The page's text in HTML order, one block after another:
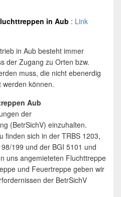
in Aub : Link
in Aub besteht immer
der Zugang zu Orten bzw.
muss, die nicht ebenerdig
können.
Aub
der
(BetrSichV) einzuhalten.
finden sich in der TRBS 1203,
199 und der BGI 5101 und
uns angemieteten Fluchttreppe
und Feuertreppe geben wir
der BetrSichV